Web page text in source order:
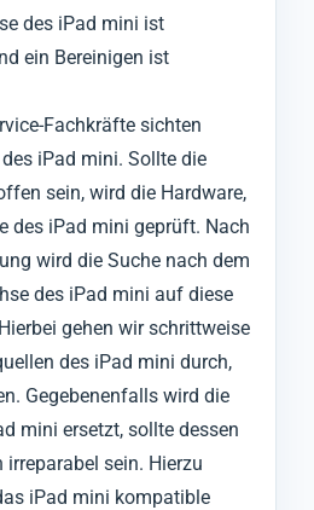
des iPad mini ist
ein Bereinigen ist
Fachkräfte sichten
iPad mini. Sollte die
sein, wird die Hardware,
des iPad mini geprüft. Nach
wird die Suche nach dem
des iPad mini auf diese
gehen wir schrittweise
des iPad mini durch,
Gegebenenfalls wird die
mini ersetzt, sollte dessen
sein. Hierzu
iPad mini kompatible